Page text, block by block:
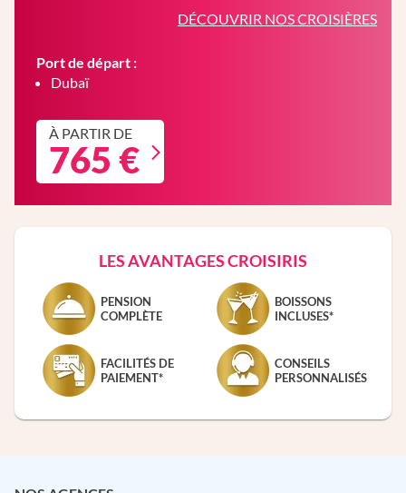
DÉCOUVRIR NOS CROISIÈRES
Port de départ :
Dubaï
À PARTIR DE
765 €
LES AVANTAGES CROISIRIS
PENSION
COMPLÈTE
BOISSONS
INCLUSES*
FACILITÉS DE
PAIEMENT*
CONSEILS
PERSONNALISÉS